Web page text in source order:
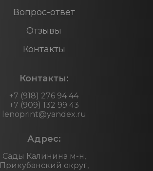
Контакты:
+7 (918) 276 94 44
+7 (909) 132 99 43
lenoprint@yandex.ru
Адрес:
Сады Калинина м-н,
Прикубанский округ,
Вопрос-ответ
Отзывы
Контакты